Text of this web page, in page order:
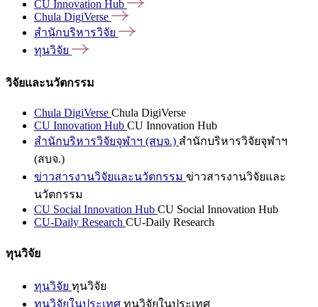
CU Innovation Hub
Chula DigiVerse
สำนักบริหารวิจัย
ทุนวิจัย
วิจัยและนวัตกรรม
Chula DigiVerse Chula DigiVerse
CU Innovation Hub CU Innovation Hub
สำนักบริหารวิจัยจุฬาฯ (สบจ.) สำนักบริหารวิจัยจุฬาฯ
(สบจ.)
ข่าวสารงานวิจัยและนวัตกรรม ข่าวสารงานวิจัยและ
นวัตกรรม
CU Social Innovation Hub CU Social Innovation Hub
CU-Daily Research CU-Daily Research
ทุนวิจัย
ทุนวิจัย ทุนวิจัย
ทุนวิจัยในประเทศ ทุนวิจัยในประเทศ